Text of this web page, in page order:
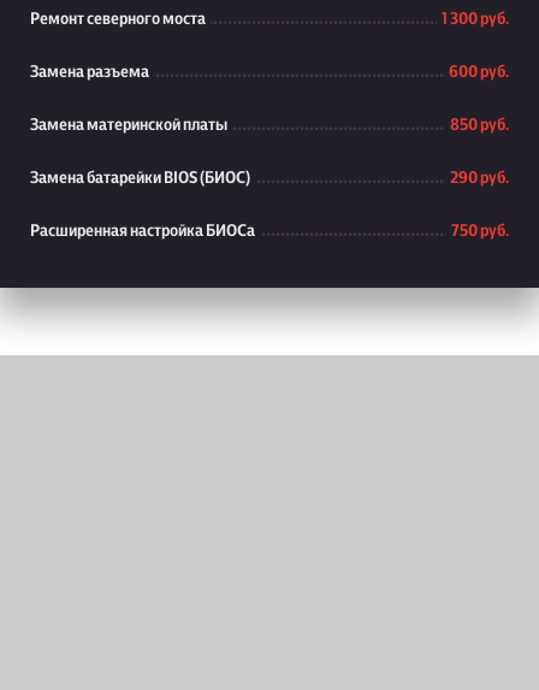
Ремонт северного моста 1 300 руб.
Замена разъема 600 руб.
Замена материнской платы 850 руб.
Замена батарейки BIOS (БИОС) 290 руб.
Расширенная настройка БИОСа 750 руб.